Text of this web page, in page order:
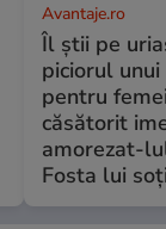
Avantaje.ro
Îl știi pe
piciorul
pentru
căsătorit
amorezat-
Fosta lui